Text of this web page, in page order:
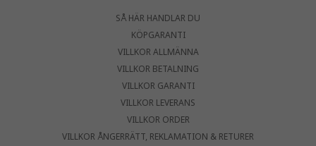
SÅ HÄR HANDLAR DU
KÖPGARANTI
VILLKOR ALLMÄNNA
VILLKOR BETALNING
VILLKOR GARANTI
VILLKOR LEVERANS
VILLKOR ORDER
VILLKOR ÅNGERRÄTT, REKLAMATION & RETURER